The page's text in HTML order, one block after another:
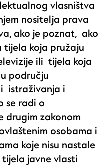
vlasništva
nositelja prava
ako je poznat, ako
tijela koja pružaju
ili tijela koja
području
istraživanja i
se radi o
drugim zakonom
osobama i
koje nisu nastale
javne vlasti